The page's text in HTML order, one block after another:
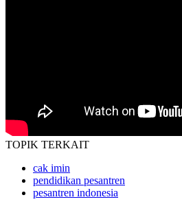
TOPIK TERKAIT
cak imin
pendidikan pesantren
pesantren indonesia